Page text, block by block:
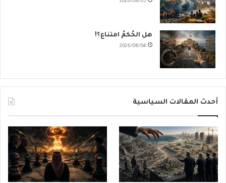
2026/08/05
هل الحُكمُ امتناع؟!
2026/08/04
أحدث المقالات السياسية